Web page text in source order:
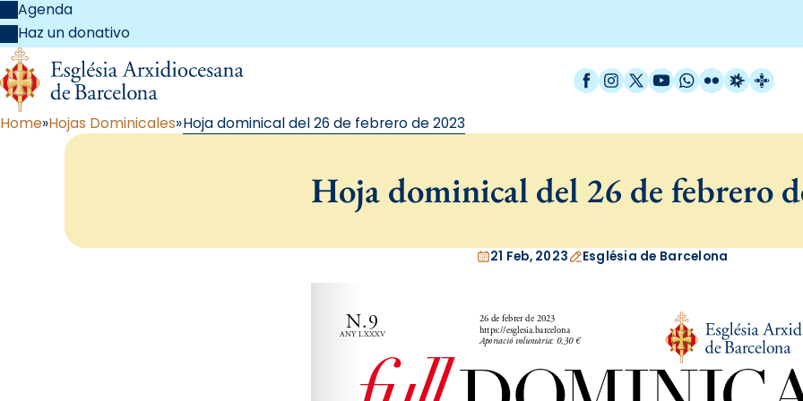
Agenda
Haz un donativo
Facebook
Instagram
X / Twitter
YouTube
WhatsApp
FlickrRadio
Home Hojas Dominicales Hoja dominical del 26 de febrero de 2023
Hoja dominical del 26 de febrero
21 Feb, 2023 Església de Barcelona